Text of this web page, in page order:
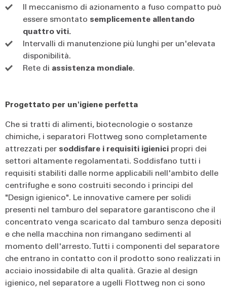
Il meccanismo di azionamento a fuso compatto può
essere smontato semplicemente allentando
quattro viti.
Intervalli di manutenzione più lunghi per un'elevata
disponibilità.
Rete di assistenza mondiale.
Progettato per un'igiene perfetta
Che si tratti di alimenti, biotecnologie o sostanze
chimiche, i separatori Flottweg sono completamente
attrezzati per soddisfare i requisiti igienici propri dei
settori altamente regolamentati. Soddisfano tutti i
requisiti stabiliti dalle norme applicabili nell'ambito delle
centrifughe e sono costruiti secondo i principi del
"Design igienico". Le innovative camere per solidi
presenti nel tamburo del separatore garantiscono che il
concentrato venga scaricato dal tamburo senza depositi
e che nella macchina non rimangano sedimenti al
momento dell'arresto. Tutti i componenti del separatore
che entrano in contatto con il prodotto sono realizzati in
acciaio inossidabile di alta qualità. Grazie al design
igienico, nel separatore a ugelli Flottweg non ci sono